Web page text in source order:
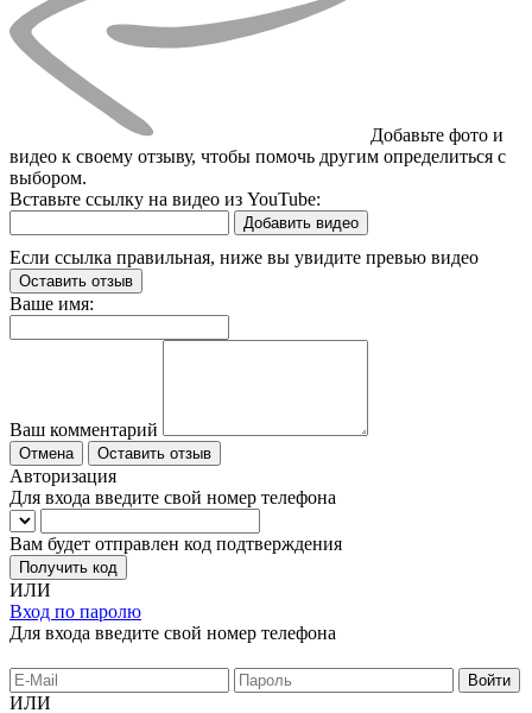
Добавьте фото и
видео к своему отзыву, чтобы помочь другим определиться с
выбором.
Вставьте ссылку на видео из YouTube:
Добавить видео
Если ссылка правильная, ниже вы увидите превью видео
Оставить отзыв
Ваше имя:
Ваш комментарий
Отмена Оставить отзыв
Авторизация
Для входа введите свой номер телефона
Вам будет отправлен код подтверждения
Получить код
ИЛИ
Вход по паролю
Для входа введите свой номер телефона
ИЛИ